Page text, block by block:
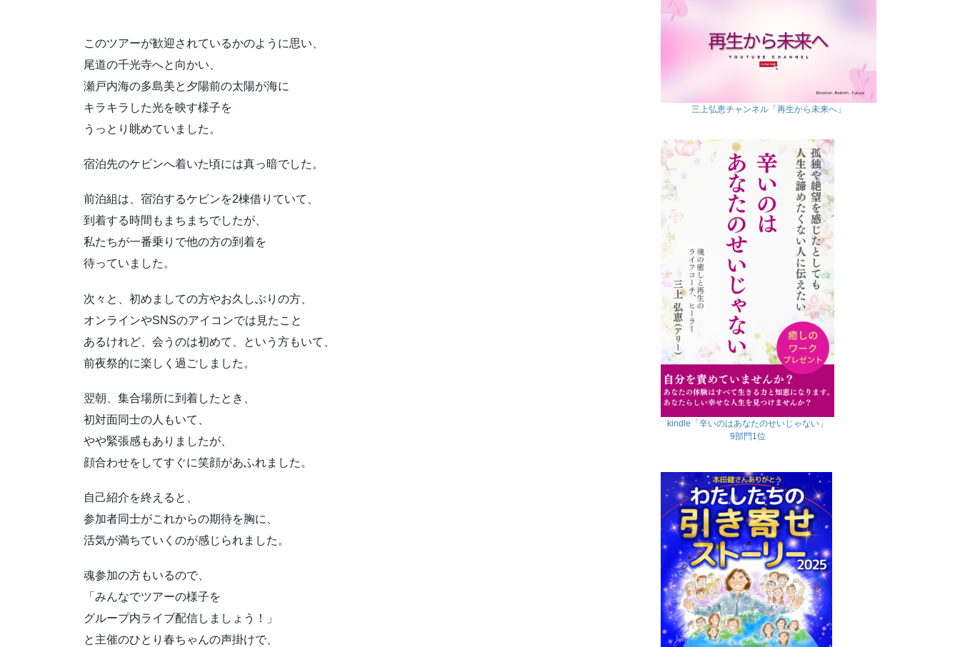
このツアーが歓迎されているかのように思い、
尾道の千光寺へと向かい、
瀬戸内海の多島美と夕陽前の太陽が海に
キラキラした光を映す様子を
うっとり眺めていました。
宿泊先のケビンへ着いた頃には真っ暗でした。
前泊組は、宿泊するケビンを2棟借りていて、
到着する時間もまちまちでしたが、
私たちが一番乗りで他の方の到着を
待っていました。
次々と、初めましての方やお久しぶりの方、
オンラインやSNSのアイコンでは見たこと
あるけれど、会うのは初めて、という方もいて、
前夜祭的に楽しく過ごしました。
翌朝、集合場所に到着したとき、
初対面同士の人もいて、
やや緊張感もありましたが、
顔合わせをしてすぐに笑顔があふれました。
自己紹介を終えると、
参加者同士がこれからの期待を胸に、
活気が満ちていくのが感じられました。
魂参加の方もいるので、
「みんなでツアーの様子を
グループ内ライブ配信しましょう！」
と主催のひとり春ちゃんの声掛けで、
三上弘恵チャンネル「再生から未来へ」
kindle「辛いのはあなたのせいじゃない」
9部門1位